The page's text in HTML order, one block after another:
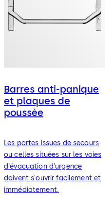
Barres anti-panique
et plaques de
poussée
Les portes issues de secours
ou celles situées sur les voies
d'évacuation d'urgence
doivent s'ouvrir facilement et
immédiatement.